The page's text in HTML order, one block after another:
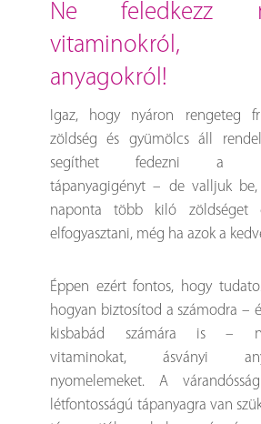
ne feledkezz meg a
vitaminokról,
anyagokról!
Igaz, hogy nyáron rengeteg
zöldség és gyümölcs áll
segíthet fedezni a
tápanyagigényt – de valljuk
naponta több kiló zöldséget
elfogyasztani, még ha azok a
Éppen ezért fontos, hogy
hogyan biztosítod a számodra –
kisbabád számára is –
vitaminokat, ásványi
nyomelemeket. A
létfontosságú tápanyagra van